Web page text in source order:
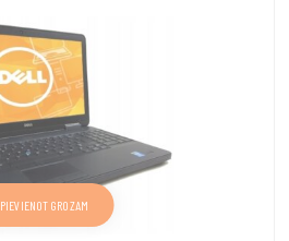
PIEVIENOT GROZAM